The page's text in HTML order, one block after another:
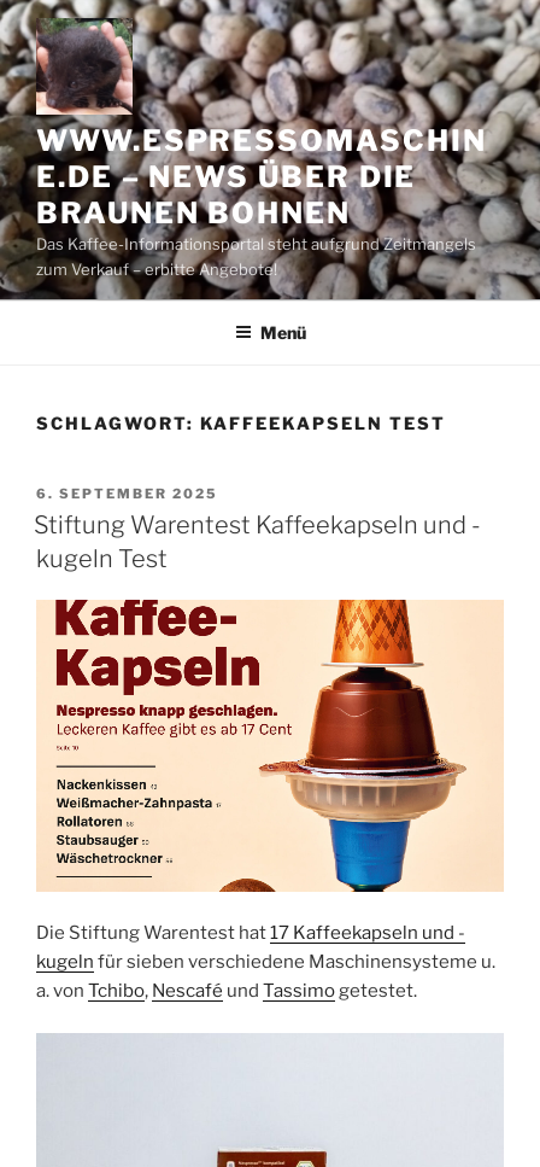
Zum
Inhalt
springen
WWW.ESPRESSOMASCHIN
E.DE – NEWS ÜBER DIE
BRAUNEN BOHNEN
Das Kaffee-Informationsportal steht aufgrund Zeitmangels
zum Verkauf – erbitte Angebote!
Menü
SCHLAGWORT: KAFFEEKAPSELN TEST
VERÖFFENTLICHT
AM
6. SEPTEMBER 2025
Stiftung Warentest Kaffeekapseln und -
kugeln Test
Die Stiftung Warentest hat17 Kaffeekapseln und -
kugeln für sieben verschiedene Maschinensysteme u.
a. von Tchibo, Nescafé und Tassimogetestet.